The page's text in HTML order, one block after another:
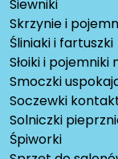
Siewniki
Skrzynie i
Śliniaki i fartuszki
Słoiki i pojemniki
Smoczki
Soczewki
Solniczki
Śpiworki